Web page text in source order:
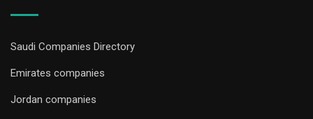
Saudi Companies Directory
Emirates companies
Jordan companies